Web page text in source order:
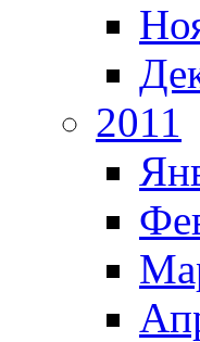
2011